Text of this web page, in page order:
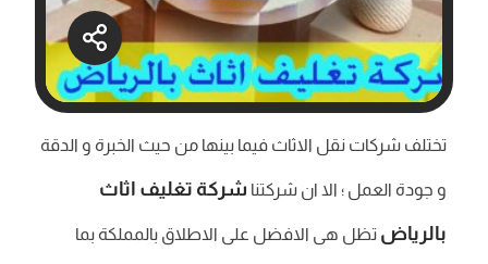
تختلف شركات نقل الاثاث فيما بينها من حيث الخبرة و الدقة
و جودة العمل ؛ الا ان شركتنا شركة تغليف اثاث
بالرياض تظل هى الافضل على الاطلاق بالمملكة بما